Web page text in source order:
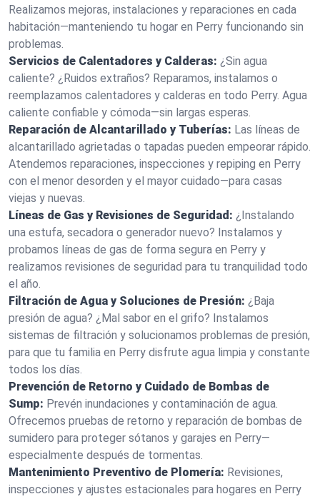
Realizamos mejoras, instalaciones y reparaciones en cada
habitación—manteniendo tu hogar en Perry funcionando sin
problemas.
Servicios de Calentadores y Calderas: ¿Sin agua
caliente? ¿Ruidos extraños? Reparamos, instalamos o
reemplazamos calentadores y calderas en todo Perry. Agua
caliente confiable y cómoda—sin largas esperas.
Reparación de Alcantarillado y Tuberías: Las líneas de
alcantarillado agrietadas o tapadas pueden empeorar rápido.
Atendemos reparaciones, inspecciones y repiping en Perry
con el menor desorden y el mayor cuidado—para casas
viejas y nuevas.
Líneas de Gas y Revisiones de Seguridad: ¿Instalando
una estufa, secadora o generador nuevo? Instalamos y
probamos líneas de gas de forma segura en Perry y
realizamos revisiones de seguridad para tu tranquilidad todo
el año.
Filtración de Agua y Soluciones de Presión: ¿Baja
presión de agua? ¿Mal sabor en el grifo? Instalamos
sistemas de filtración y solucionamos problemas de presión,
para que tu familia en Perry disfrute agua limpia y constante
todos los días.
Prevención de Retorno y Cuidado de Bombas de
Sump: Prevén inundaciones y contaminación de agua.
Ofrecemos pruebas de retorno y reparación de bombas de
sumidero para proteger sótanos y garajes en Perry—
especialmente después de tormentas.
Mantenimiento Preventivo de Plomería: Revisiones,
inspecciones y ajustes estacionales para hogares en Perry